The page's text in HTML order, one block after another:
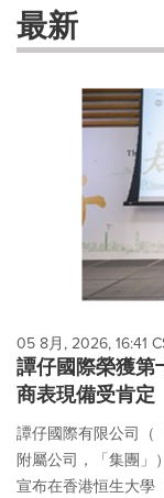
these
dropdown
will
each
option
is
selected.
最新
05 8月, 2026, 16:41
譚仔國際榮獲第
商表現備受肯定
譚仔國際有限公司（
附屬公司，「集團」
宣布在香港恒生大學